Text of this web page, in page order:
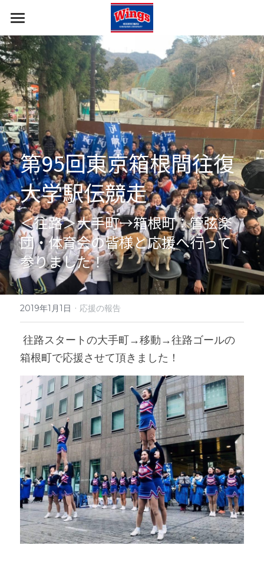
ホーム
報告・挨拶
すべてのカテゴリ
応援の報告
イベント出演の報告
ご挨拶
部員・コーチ
部の概要
ギャラリー
第95回東京箱根間往復
大学駅伝競走
＜往路＞大手町→箱根町：管弦楽
団・体育会の皆様と応援へ行って
参りました！
2019年1月1日 · 応援の報告
箱根町で応援させて頂きました！